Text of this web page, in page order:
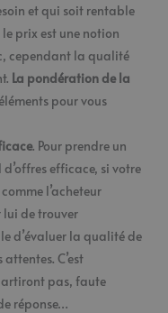
et qui soit rentable
prix est une notion
cependant la qualité
La pondération de la
pour vous
. Pour prendre un
efficace, si votre
l’acheteur
lui de trouver
d’évaluer la qualité de
C’est
pas, faute
réponse…